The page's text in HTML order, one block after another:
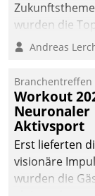
wurden die
Andreas
Branchentreffen
Workout
Neuronaler
Aktivsport
Erst lieferten
visionäre
wurden die